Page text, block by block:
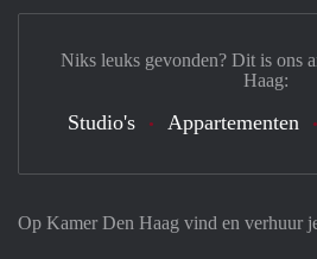
Op Kamer Den Haag vind en verhuur
Niks leuks gevonden? Dit is ons
Haag:
Studio's Appartementen